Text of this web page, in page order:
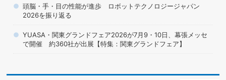
頭脳・手・目の性能が進歩 ロボットテクノロジージャパン
2026を振り返る
YUASA・関東グランドフェア2026が7月9・10日、幕張メッセ
で開催 約360社が出展【特集：関東グランドフェア】